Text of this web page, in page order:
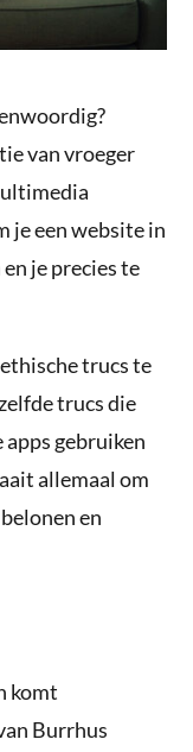
van vroeger
je een website in
je precies te
trucs te
trucs die
apps gebruiken
allemaal om
en
komt
Burrhus